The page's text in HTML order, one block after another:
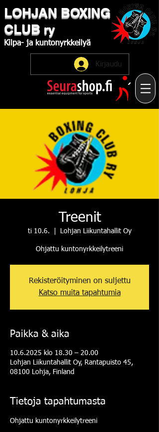
LOHJAN ​BOXING
CLUB ry
Kilpa- ja kuntonyrkkeilyä
Kirjaudu
Treenit
ti 10.6. Lohjan Liikuntahallit Oy
Ohjattu kuntonyrkkeilytreeni
Rekisteröityminen on suljettu
Katso muita tapahtumia
Paikka & aika
10.6.2025 klo 18.30 – 20.00
Lohjan Liikuntahallit Oy, Rantapuisto 45,
08100 Lohja, Finland
Tietoja tapahtumasta
Ohjattu kuntonyrkkeilytreeni